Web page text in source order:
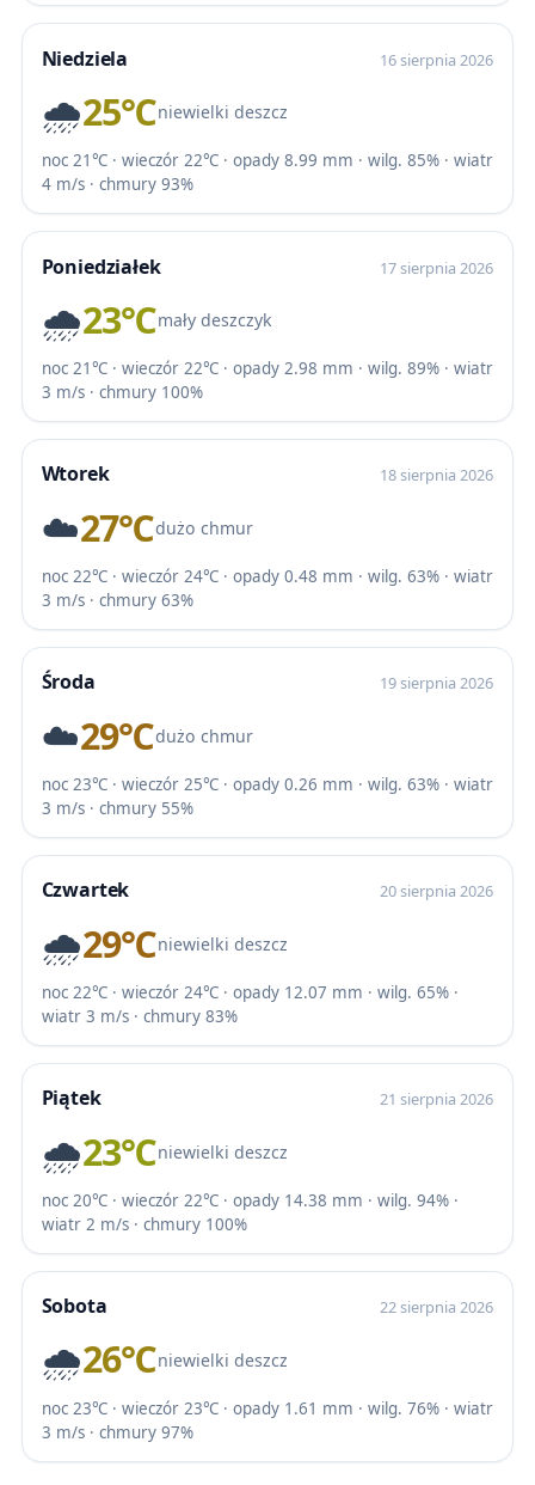
Niedziela 16 sierpnia 2026
🌧️25℃niewielki deszcz
noc 21℃ · wieczór 22℃ · opady 8.99 mm · wilg. 85% · wiatr
4 m/s · chmury 93%
Poniedziałek 17 sierpnia 2026
🌧️23℃mały deszczyk
noc 21℃ · wieczór 22℃ · opady 2.98 mm · wilg. 89% · wiatr
3 m/s · chmury 100%
Wtorek 18 sierpnia 2026
☁️27℃dużo chmur
noc 22℃ · wieczór 24℃ · opady 0.48 mm · wilg. 63% · wiatr
3 m/s · chmury 63%
Środa 19 sierpnia 2026
☁️29℃dużo chmur
noc 23℃ · wieczór 25℃ · opady 0.26 mm · wilg. 63% · wiatr
3 m/s · chmury 55%
Czwartek 20 sierpnia 2026
🌧️29℃niewielki deszcz
noc 22℃ · wieczór 24℃ · opady 12.07 mm · wilg. 65% ·
wiatr 3 m/s · chmury 83%
Piątek 21 sierpnia 2026
🌧️23℃niewielki deszcz
noc 20℃ · wieczór 22℃ · opady 14.38 mm · wilg. 94% ·
wiatr 2 m/s · chmury 100%
Sobota 22 sierpnia 2026
🌧️26℃niewielki deszcz
noc 23℃ · wieczór 23℃ · opady 1.61 mm · wilg. 76% · wiatr
3 m/s · chmury 97%